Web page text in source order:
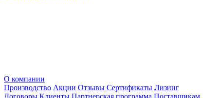
О компании
Производство Акции Отзывы Сертификаты Лизинг
Договоры Клиенты Партнерская программа Поставщикам